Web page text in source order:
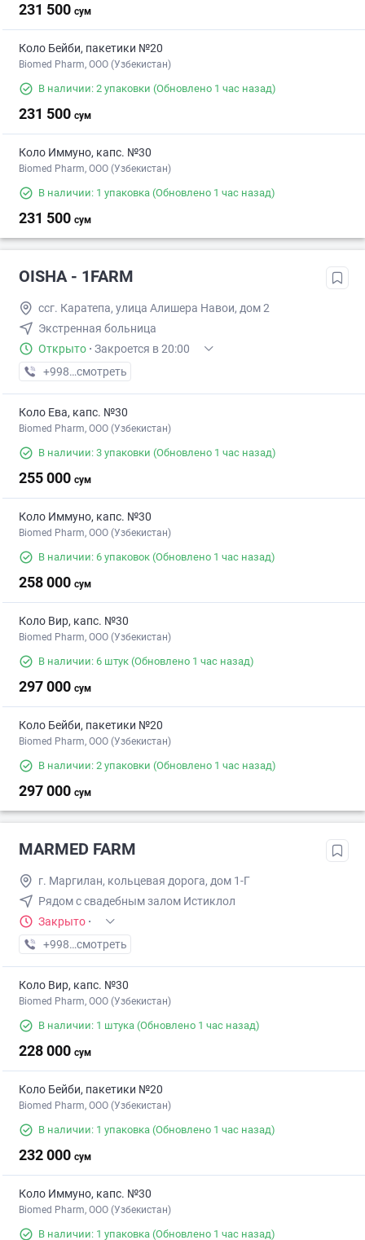
231 500 сум
Коло Бейби, пакетики №20
Biomed Pharm, OOO (Узбекистан)
В наличии: 2 упаковки (Обновлено 1 час назад)
231 500 сум
Коло Иммуно, капс. №30
Biomed Pharm, OOO (Узбекистан)
В наличии: 1 упаковка (Обновлено 1 час назад)
231 500 сум
OISHA - 1FARM
ссг. Каpатепа, улица Алишера Навои, дом 2
Экстренная больница
Открыто · Закроется в 20:00
+998 (91) XXX-XX-XX
смотреть
Коло Ева, капс. №30
Biomed Pharm, OOO (Узбекистан)
В наличии: 3 упаковки (Обновлено 1 час назад)
255 000 сум
Коло Иммуно, капс. №30
Biomed Pharm, OOO (Узбекистан)
В наличии: 6 упаковок (Обновлено 1 час назад)
258 000 сум
Коло Вир, капс. №30
Biomed Pharm, OOO (Узбекистан)
В наличии: 6 штук (Обновлено 1 час назад)
297 000 сум
Коло Бейби, пакетики №20
Biomed Pharm, OOO (Узбекистан)
В наличии: 2 упаковки (Обновлено 1 час назад)
297 000 сум
MARMED FARM
г. Маpгилан, кольцевая дорога, дом 1-Г
Рядом с свадебным залом Истиклол
Закрыто ·
+998 (55) XXX-XX-XX
смотреть
Коло Вир, капс. №30
Biomed Pharm, OOO (Узбекистан)
В наличии: 1 штука (Обновлено 1 час назад)
228 000 сум
Коло Бейби, пакетики №20
Biomed Pharm, OOO (Узбекистан)
В наличии: 1 упаковка (Обновлено 1 час назад)
232 000 сум
Коло Иммуно, капс. №30
Biomed Pharm, OOO (Узбекистан)
В наличии: 1 упаковка (Обновлено 1 час назад)